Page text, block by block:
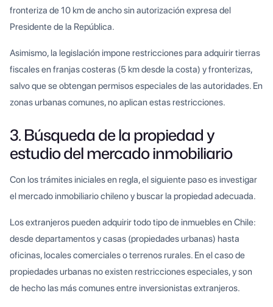
fronteriza de 10 km de ancho sin autorización expresa del
Presidente de la República.
Asimismo, la legislación impone restricciones para adquirir tierras
fiscales en franjas costeras (5 km desde la costa) y fronterizas,
salvo que se obtengan permisos especiales de las autoridades. En
zonas urbanas comunes, no aplican estas restricciones.
3. Búsqueda de la propiedad y
estudio del mercado inmobiliario
Con los trámites iniciales en regla, el siguiente paso es investigar
el mercado inmobiliario chileno y buscar la propiedad adecuada.
Los extranjeros pueden adquirir todo tipo de inmuebles en Chile:
desde departamentos y casas (propiedades urbanas) hasta
oficinas, locales comerciales o terrenos rurales. En el caso de
propiedades urbanas no existen restricciones especiales, y son
de hecho las más comunes entre inversionistas extranjeros.